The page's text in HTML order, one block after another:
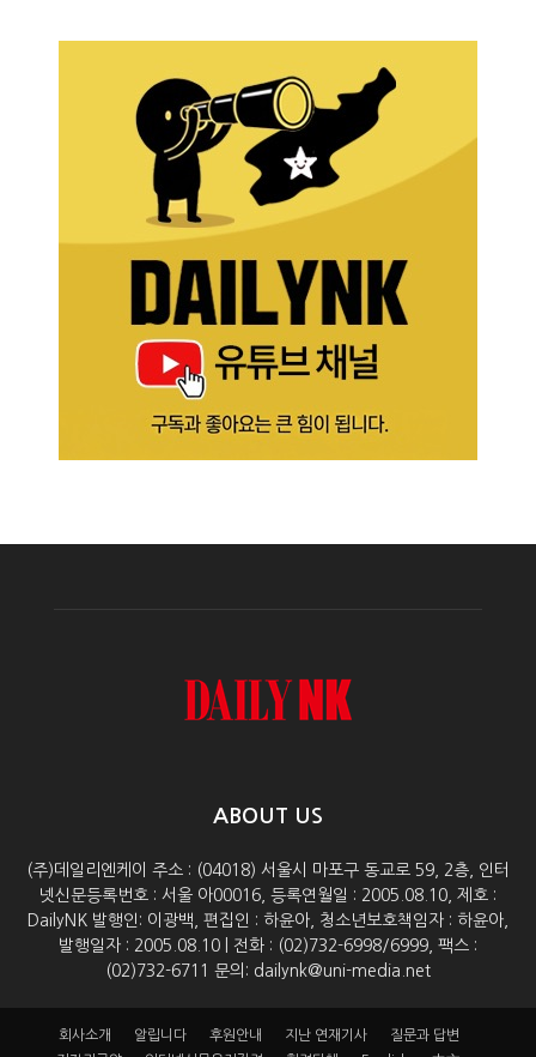
ABOUT US
(주)데일리엔케이 주소 : (04018) 서울시 마포구 동교로 59, 2층, 인터
넷신문등록번호 : 서울 아00016, 등록연월일 : 2005.08.10, 제호 :
DailyNK 발행인: 이광백, 편집인 : 하윤아, 청소년보호책임자 : 하윤아,
발행일자 : 2005.08.10 | 전화 : (02)732-6998/6999, 팩스 :
(02)732-6711 문의: dailynk@uni-media.net
회사소개 알립니다 후원안내 지난 연재기사
질문과 답변